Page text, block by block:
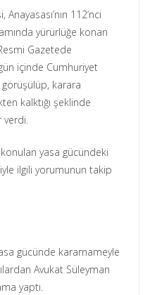
112’nci
yürürlüğe konan
Gazetede
içinde Cumhuriyet
karara
kalktığı şeklinde
verdi.
yasa gücündeki
ilgili yorumunun takip
gücünde kararnameyle
Avukat Süleyman
yaptı.